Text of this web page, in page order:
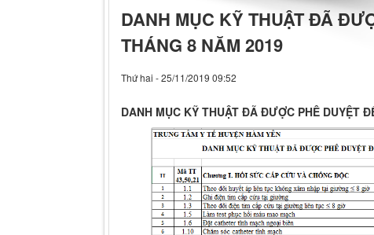
DANH MỤC KỸ THUẬT ĐÃ
THÁNG 8 NĂM 2019
Thứ hai - 25/11/2019 09:52
DANH MỤC KỸ THUẬT ĐÃ ĐƯỢC PHÊ DUYỆT